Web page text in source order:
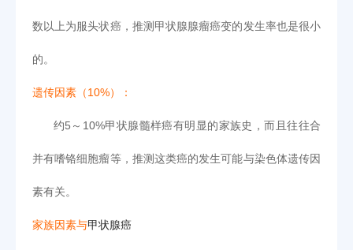
数以上为服头状癌，推测甲状腺腺瘤癌变的发生率也是很小
的。
遗传因素（10%）：
约5～10%甲状腺髓样癌有明显的家族史，而且往往合
并有嗜铬细胞瘤等，推测这类癌的发生可能与染色体遗传因
素有关。
家族因素与甲状腺癌